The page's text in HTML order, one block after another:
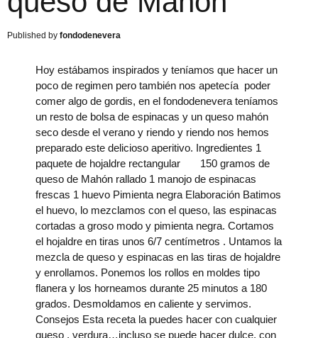
fondodenevera
Hoy estábamos inspirados y teníamos que hacer un
poco de regimen pero también nos apetecía poder
comer algo de gordis, en el fondodenevera teníamos
un resto de bolsa de espinacas y un queso mahón
seco desde el verano y riendo y riendo nos hemos
preparado este delicioso aperitivo. Ingredientes 1
paquete de hojaldre rectangular 150 gramos de
queso de Mahón rallado 1 manojo de espinacas
frescas 1 huevo Pimienta negra Elaboración Batimos
el huevo, lo mezclamos con el queso, las espinacas
cortadas a groso modo y pimienta negra. Cortamos
el hojaldre en tiras unos 6/7 centímetros . Untamos la
mezcla de queso y espinacas en las tiras de hojaldre
y enrollamos. Ponemos los rollos en moldes tipo
flanera y los horneamos durante 25 minutos a 180
grados. Desmoldamos en caliente y servimos.
Consejos Esta receta la puedes hacer con cualquier
queso , verdura…incluso se puede hacer dulce, con